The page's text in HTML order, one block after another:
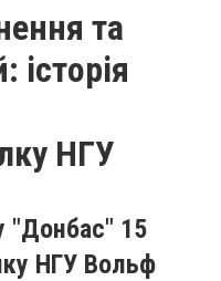
та
НГУ
"Донбас" 15
НГУ Вольф